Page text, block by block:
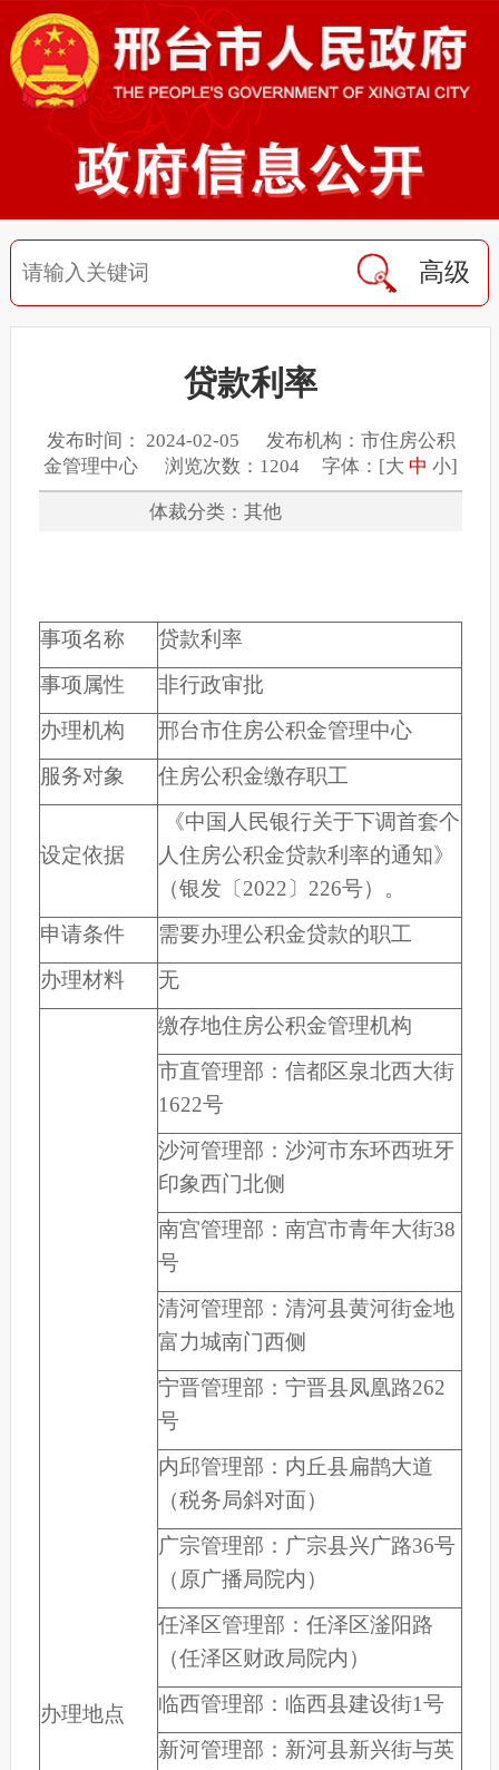
高级
贷款利率
发布时间： 2024-02-05 发布机构：市住房公积
金管理中心 浏览次数：1204 字体：[大 中 小]
体裁分类：其他
事项名称
贷款利率
事项属性
非行政审批
办理机构
邢台市住房公积金管理中心
服务对象
住房公积金缴存职工
设定依据
《中国人民银行关于下调首套个
人住房公积金贷款利率的通知》
（银发〔2022〕226号）。
申请条件
需要办理公积金贷款的职工
办理材料
无
办理地点
缴存地住房公积金管理机构
市直管理部：信都区泉北西大街
1622号
沙河管理部：沙河市东环西班牙
印象西门北侧
南宫管理部：南宫市青年大街38
号
清河管理部：清河县黄河街金地
富力城南门西侧
宁晋管理部：宁晋县凤凰路262
号
内邱管理部：内丘县扁鹊大道
（税务局斜对面）
广宗管理部：广宗县兴广路36号
（原广播局院内）
任泽区管理部：任泽区滏阳路
（任泽区财政局院内）
临西管理部：临西县建设街1号
新河管理部：新河县新兴街与英